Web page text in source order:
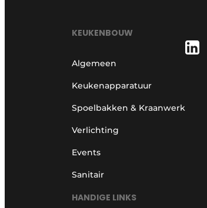
KEUKENBOUW
Algemeen
Keukenapparatuur
Spoelbakken & Kraanwerk
Verlichting
Events
Sanitair
HANDIGE LINKS